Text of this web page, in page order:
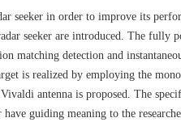
seeker in order to improve its
seeker are introduced. The fully
matching detection and
is realized by employing the
antenna is proposed. The
guiding meaning to the